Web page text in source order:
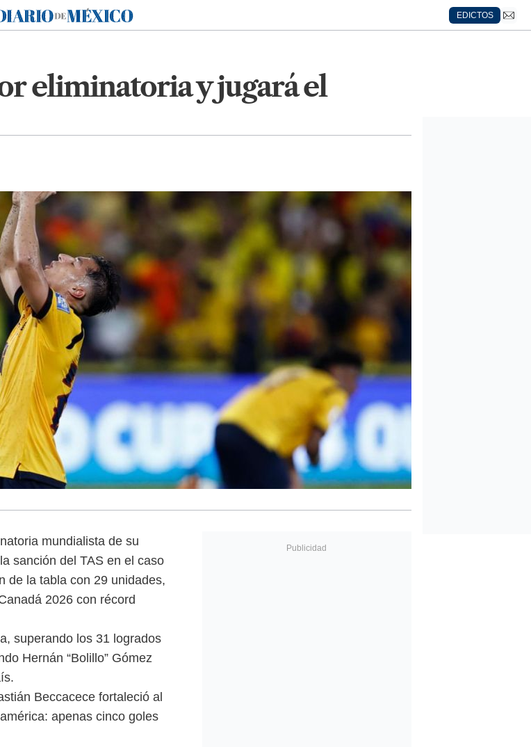
de México
EDICTOS
eliminatoria y jugará el
mundialista de su
sanción del TAS en el caso
de la tabla con 29 unidades,
2026 con récord
superando los 31 logrados
Hernán “Bolillo” Gómez
Beccacece fortaleció al
apenas cinco goles